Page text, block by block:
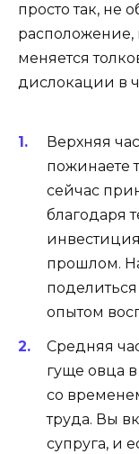
просто так, не
расположение,
меняется
дислокации в
Верхняя
пожинаете
сейчас
благодаря
прошлом.
опытом
Средняя
гуще овца
со
труда. Вы
супруга, и